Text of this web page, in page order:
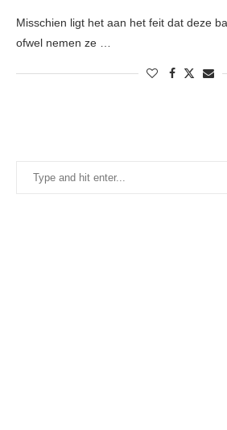
Misschien ligt het aan het feit dat deze
ofwel nemen ze …